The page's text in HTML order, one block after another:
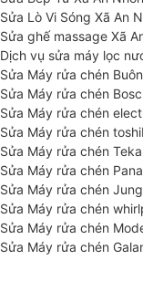
Sửa Lò Vi Sóng Xã An
Sửa ghế massage Xã
Dịch vụ sửa máy lọc
Sửa Máy rửa chén
Sửa Máy rửa chén
Sửa Máy rửa chén
Sửa Máy rửa chén
Sửa Máy rửa chén
Sửa Máy rửa chén
Sửa Máy rửa chén
Sửa Máy rửa chén
Sửa Máy rửa chén
Sửa Máy rửa chén